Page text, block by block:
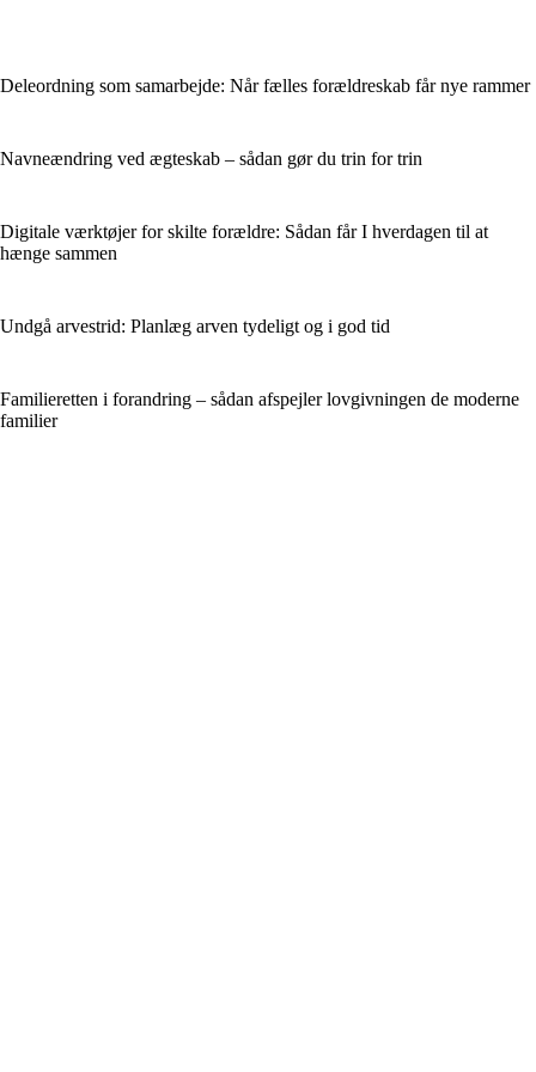
Deleordning som samarbejde: Når fælles forældreskab får nye rammer
Navneændring ved ægteskab – sådan gør du trin for trin
Digitale værktøjer for skilte forældre: Sådan får I hverdagen til at
hænge sammen
Undgå arvestrid: Planlæg arven tydeligt og i god tid
Familieretten i forandring – sådan afspejler lovgivningen de moderne
familier